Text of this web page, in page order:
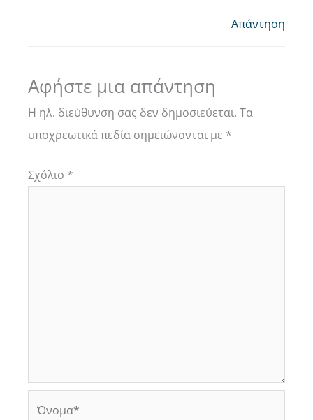
Απάντηση
Αφήστε μια απάντηση
Η ηλ. διεύθυνση σας δεν δημοσιεύεται. Τα
υποχρεωτικά πεδία σημειώνονται με *
Σχόλιο *